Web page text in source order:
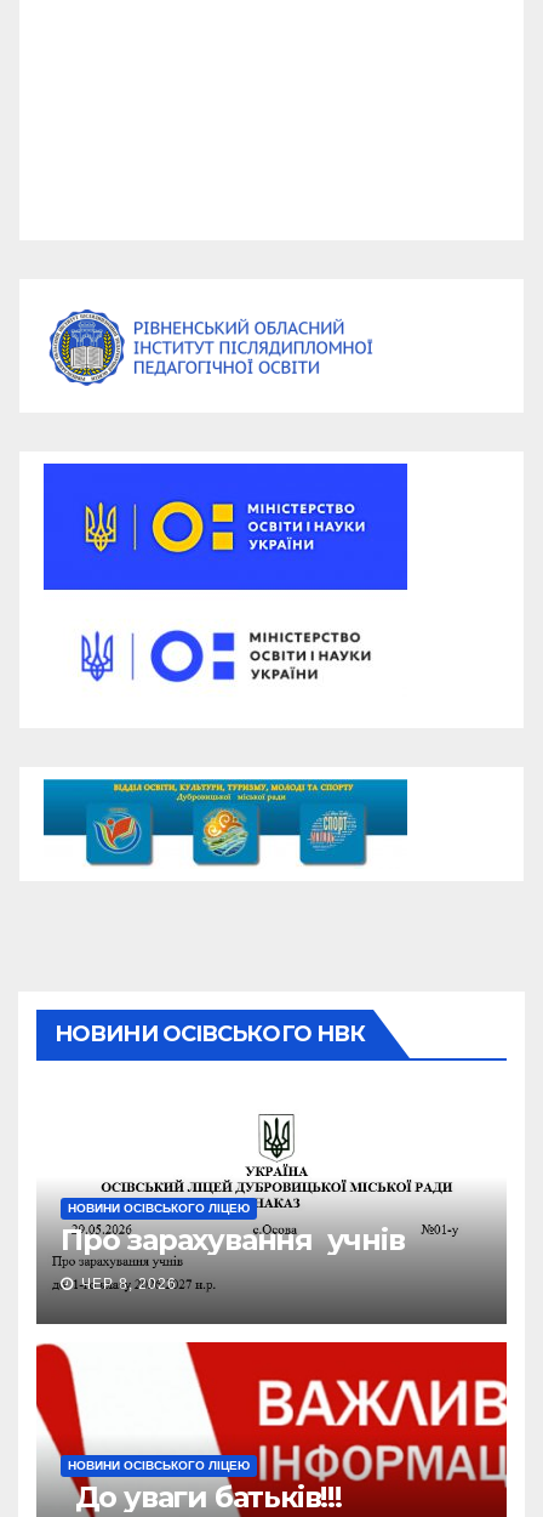
НОВИНИ ОСІВСЬКОГО НВК
НОВИНИ ОСІВСЬКОГО ЛІЦЕЮ
Про зарахування учнів
ЧЕР 8, 2026
НОВИНИ ОСІВСЬКОГО ЛІЦЕЮ
До уваги батьків!!!